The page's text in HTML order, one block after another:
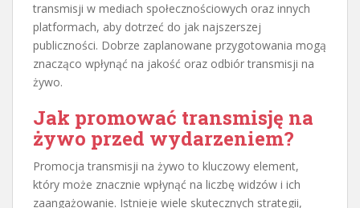
transmisji w mediach społecznościowych oraz innych
platformach, aby dotrzeć do jak najszerszej
publiczności. Dobrze zaplanowane przygotowania mogą
znacząco wpłynąć na jakość oraz odbiór transmisji na
żywo.
Jak promować transmisję na
żywo przed wydarzeniem?
Promocja transmisji na żywo to kluczowy element,
który może znacznie wpłynąć na liczbę widzów i ich
zaangażowanie. Istnieje wiele skutecznych strategii,